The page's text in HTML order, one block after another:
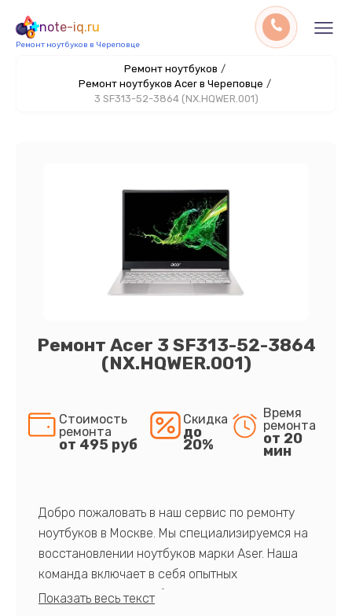
note-iq.ru
Ремонт ноутбуков в Череповце
Ремонт ноутбуков /
Ремонт ноутбуков Acer в Череповце /
3 SF313-52-3864 (NX.HQWER.001)
Ремонт Acer 3 SF313-52-3864
(NX.HQWER.001)
Стоимость
ремонта
от 495 руб
Скидка
до
20%
Время
ремонта
от 20
мин
Добро пожаловать в наш сервис по ремонту
ноутбуков в Москве. Мы специализируемся на
восстановлении ноутбуков марки Aser. Наша
команда включает в себя опытных
профессионалов с обширными знаниями и